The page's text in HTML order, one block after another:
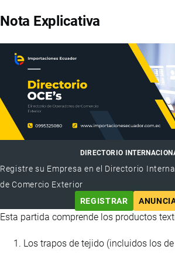
Nota Explicativa
DIRECTORIO
Registre su Empresa en el Directorio
de Comercio Exterior
REGISTRAR
Esta partida comprende los productos
Los trapos de tejido (incluidos los